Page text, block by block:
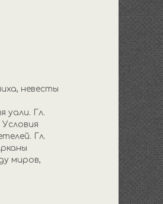
невесты
уали. Гл.
Гл.
миров,
его семье и
Я, с